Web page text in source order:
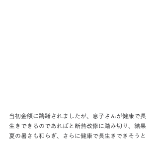
当初金額に躊躇されましたが、息子さんが健康で長
生きできるのであればと断熱改修に踏み切り、結果
夏の暑さも和らぎ、さらに健康で長生きできそうと